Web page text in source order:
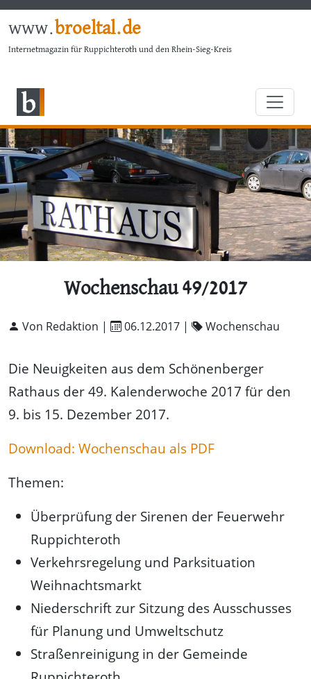
www.broeltal.de
Internetmagazin für Ruppichteroth und den Rhein-Sieg-Kreis
Wochenschau 49/2017
Von Redaktion | 06.12.2017 | Wochenschau
Die Neuigkeiten aus dem Schönenberger
Rathaus der 49. Kalenderwoche 2017 für den
9. bis 15. Dezember 2017.
Download: Wochenschau als PDF
Themen:
Überprüfung der Sirenen der Feuerwehr
Ruppichteroth
Verkehrsregelung und Parksituation
Weihnachtsmarkt
Niederschrift zur Sitzung des Ausschusses
für Planung und Umweltschutz
Straßenreinigung in der Gemeinde